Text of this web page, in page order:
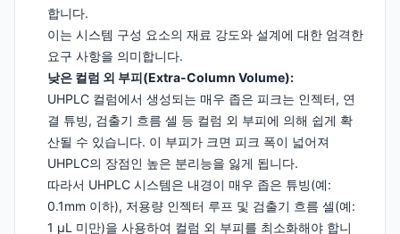
합니다.
이는 시스템 구성 요소의 재료 강도와 설계에 대한 엄격한
요구 사항을 의미합니다.
낮은 컬럼 외 부피(Extra-Column Volume):
UHPLC 컬럼에서 생성되는 매우 좁은 피크는 인젝터, 연
결 튜빙, 검출기 흐름 셀 등 컬럼 외 부피에 의해 쉽게 확
산될 수 있습니다. 이 부피가 크면 피크 폭이 넓어져
UHPLC의 장점인 높은 분리능을 잃게 됩니다.
따라서 UHPLC 시스템은 내경이 매우 좁은 튜빙(예:
0.1mm 이하), 저용량 인젝터 루프 및 검출기 흐름 셀(예:
1 µL 미만)을 사용하여 컬럼 외 부피를 최소화해야 합니